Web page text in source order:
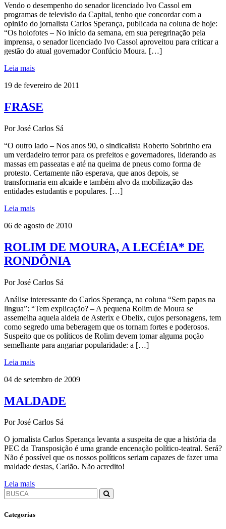
Vendo o desempenho do senador licenciado Ivo Cassol em
programas de televisão da Capital, tenho que concordar com a
opinião do jornalista Carlos Sperança, publicada na coluna de hoje:
“Os holofotes – No início da semana, em sua peregrinação pela
imprensa, o senador licenciado Ivo Cassol aproveitou para criticar a
gestão do atual governador Confúcio Moura. […]
Leia mais
19 de fevereiro de 2011
FRASE
Por José Carlos Sá
“O outro lado – Nos anos 90, o sindicalista Roberto Sobrinho era
um verdadeiro terror para os prefeitos e governadores, liderando as
massas em passeatas e até na queima de pneus como forma de
protesto. Certamente não esperava, que anos depois, se
transformaria em alcaide e também alvo da mobilização das
entidades estudantis e populares. […]
Leia mais
06 de agosto de 2010
ROLIM DE MOURA, A LECÉIA* DE
RONDÔNIA
Por José Carlos Sá
Análise interessante do Carlos Sperança, na coluna “Sem papas na
lingua”: “Tem explicação? – A pequena Rolim de Moura se
assemelha aquela aldeia de Asterix e Obelix, cujos personagens, tem
como segredo uma beberagem que os tornam fortes e poderosos.
Suspeito que os políticos de Rolim devem tomar alguma poção
semelhante para angariar popularidade: a […]
Leia mais
04 de setembro de 2009
MALDADE
Por José Carlos Sá
O jornalista Carlos Sperança levanta a suspeita de que a história da
PEC da Transposição é uma grande encenação político-teatral. Será?
Não é possível que os nossos políticos seriam capazes de fazer uma
maldade destas, Carlão. Não acredito!
Leia mais
Categorias